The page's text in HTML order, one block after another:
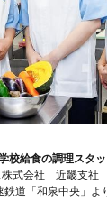
校給食の調理スタ
んか？
株式会社 近畿支社
鉄道「和泉中央」よ